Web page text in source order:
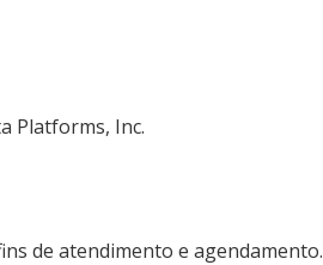
Platforms, Inc.
de atendimento e agendamento.